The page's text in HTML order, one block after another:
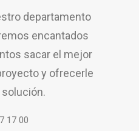
departamento
encantados
sacar el mejor
y ofrecerle
solución.
17 00